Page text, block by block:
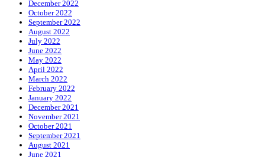
December 2022
October 2022
September 2022
August 2022
July 2022
June 2022
May 2022
April 2022
March 2022
February 2022
January 2022
December 2021
November 2021
October 2021
September 2021
August 2021
June 2021